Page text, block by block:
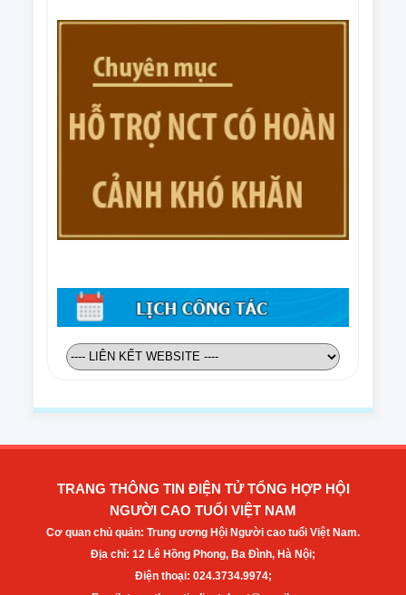
TRANG THÔNG TIN ĐIỆN TỬ TỔNG HỢP HỘI
NGƯỜI CAO TUỔI VIỆT NAM
Cơ quan chủ quản: Trung ương Hội Người cao tuổi Việt Nam.
Địa chỉ: 12 Lê Hồng Phong, Ba Đình, Hà Nội;
Điện thoại: 024.3734.9974;